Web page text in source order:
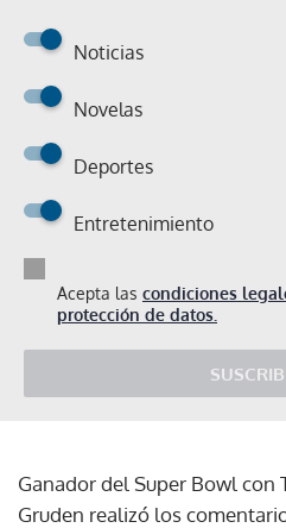
Noticias
Novelas
Deportes
Entretenimiento
Acepta las condiciones
protección de datos.
Ganador del Super Bowl con
Gruden realizó los